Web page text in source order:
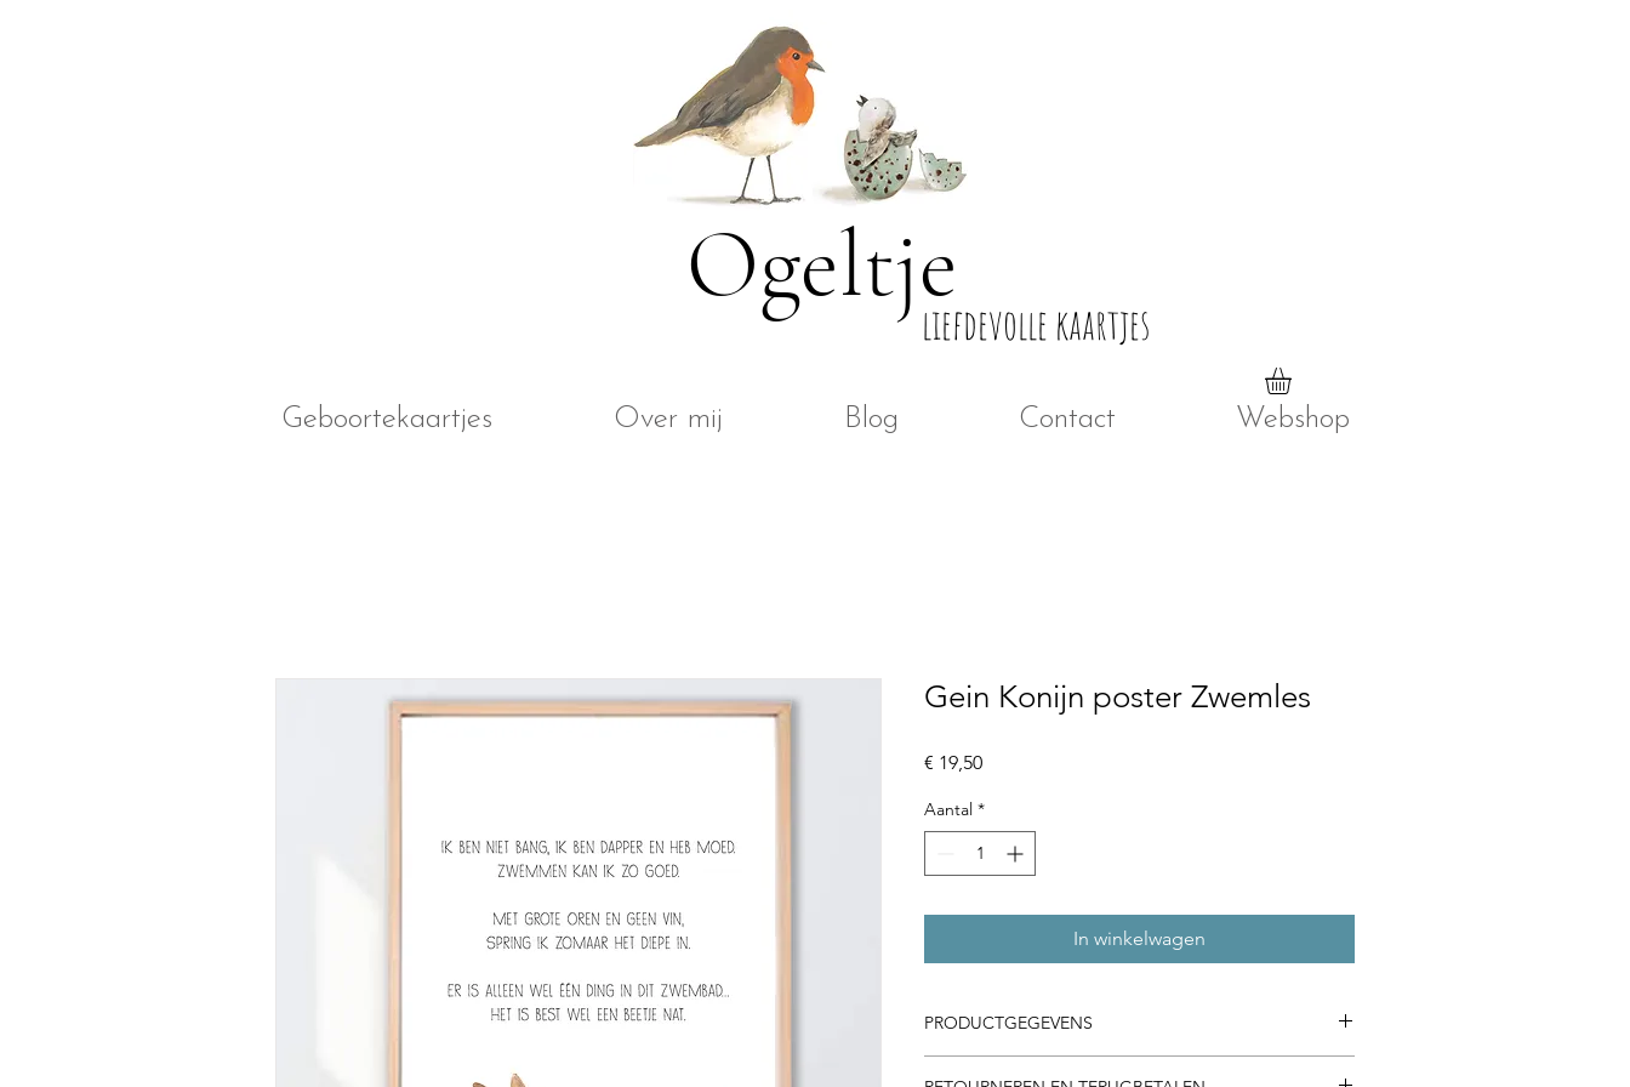
liefdevolle kaartjes
Ogeltje
Geboortekaartjes Over mij Blog Contact Webshop
Gein Konijn poster Zwemles
€ 19,50Prijs
Aantal *
In winkelwagen
PRODUCTGEGEVENS